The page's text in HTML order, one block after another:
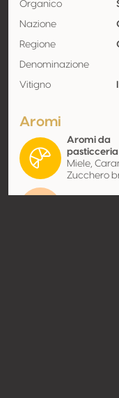
Organico
Nazione
Regione
Denominazione
Vitigno
Aromi
Aromi da
pasticceria
Miele,
Zucchero